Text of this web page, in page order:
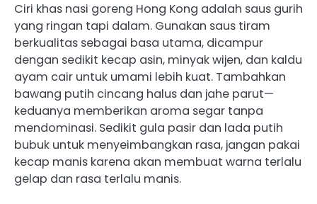
Ciri khas nasi goreng Hong Kong adalah saus gurih
yang ringan tapi dalam. Gunakan saus tiram
berkualitas sebagai basa utama, dicampur
dengan sedikit kecap asin, minyak wijen, dan kaldu
ayam cair untuk umami lebih kuat. Tambahkan
bawang putih cincang halus dan jahe parut—
keduanya memberikan aroma segar tanpa
mendominasi. Sedikit gula pasir dan lada putih
bubuk untuk menyeimbangkan rasa, jangan pakai
kecap manis karena akan membuat warna terlalu
gelap dan rasa terlalu manis.